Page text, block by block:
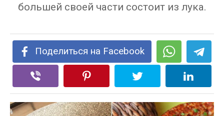
большей своей части состоит из лука.
Поделиться на Facebook